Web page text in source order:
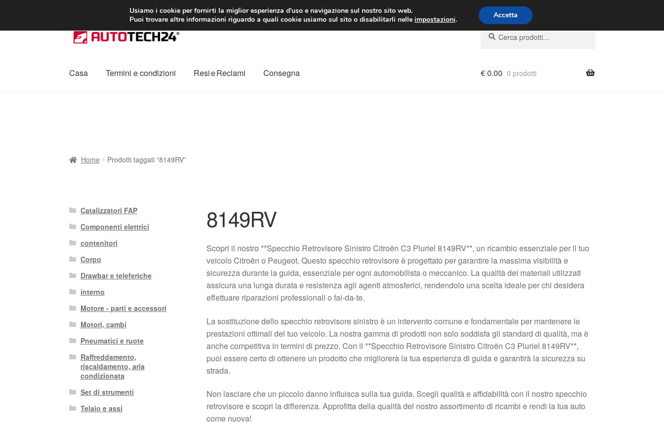
CONSEGNA da 7 EUR Lun-Ven 9:00 - 16:00 800 580 290
Vai
alla
Vai
al
Cerca:
Cerca
Casa Termini e condizioni Resi e Reclami Consegna €0.00 0 prodotti
Home Prodotti taggati “8149RV”
8149RV
Scopri il nostro **Specchio Retrovisore Sinistro Citroën C3 Pluriel 8149RV**, un ricambio essenziale per il tuo
veicolo Citroën o Peugeot. Questo specchio retrovisore è progettato per garantire la massima visibilità e
sicurezza durante la guida, essenziale per ogni automobilista o meccanico. La qualità dei materiali utilizzati
assicura una lunga durata e resistenza agli agenti atmosferici, rendendolo una scelta ideale per chi desidera
effettuare riparazioni professionali o fai-da-te.
La sostituzione dello specchio retrovisore sinistro è un intervento comune e fondamentale per mantenere le
prestazioni ottimali del tuo veicolo. La nostra gamma di prodotti non solo soddisfa gli standard di qualità, ma è
anche competitiva in termini di prezzo. Con il **Specchio Retrovisore Sinistro Citroën C3 Pluriel 8149RV**,
puoi essere certo di ottenere un prodotto che migliorerà la tua esperienza di guida e garantirà la sicurezza su
strada.
Non lasciare che un piccolo danno influisca sulla tua guida. Scegli qualità e affidabilità con il nostro specchio
retrovisore e scopri la differenza. Approfitta della qualità del nostro assortimento di ricambi e rendi la tua auto
come nuova!
Catalizzatori FAP
Componenti elettrici
contenitori
Corpo
Drawbar e teleferiche
interno
Motore - parti e accessori
Motori, cambi
Pneumatici e ruote
Raffreddamento,
riscaldamento, aria
condizionata
Set di strumenti
Telaio e assi
Usiamo i cookie per fornirti la miglior esperienza d'uso e navigazione sul nostro sito web.
Puoi trovare altre informazioni riguardo a quali cookie usiamo sul sito o disabilitarli nelle impostazioni. Accetta